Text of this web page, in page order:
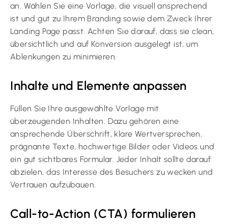
an. Wählen Sie eine Vorlage, die visuell ansprechend
ist und gut zu Ihrem Branding sowie dem Zweck Ihrer
Landing Page passt. Achten Sie darauf, dass sie clean,
übersichtlich und auf Konversion ausgelegt ist, um
Ablenkungen zu minimieren.
Inhalte und Elemente anpassen
Füllen Sie Ihre ausgewählte Vorlage mit
überzeugenden Inhalten. Dazu gehören eine
ansprechende Überschrift, klare Wertversprechen,
prägnante Texte, hochwertige Bilder oder Videos und
ein gut sichtbares Formular. Jeder Inhalt sollte darauf
abzielen, das Interesse des Besuchers zu wecken und
Vertrauen aufzubauen.
Call-to-Action (CTA) formulieren